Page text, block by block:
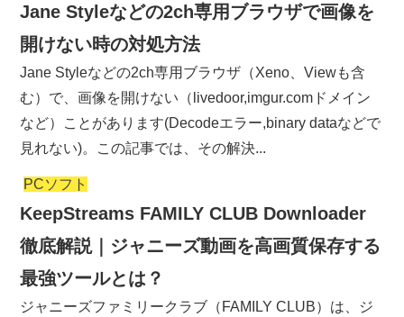
Jane Styleなどの2ch専用ブラウザで画像を
開けない時の対処方法
Jane Styleなどの2ch専用ブラウザ（Xeno、Viewも含
む）で、画像を開けない（livedoor,imgur.comドメイン
など）ことがあります(Decodeエラー,binary dataなどで
見れない)。この記事では、その解決...
PCソフト
KeepStreams FAMILY CLUB Downloader
徹底解説｜ジャニーズ動画を高画質保存する
最強ツールとは？
ジャニーズファミリークラブ（FAMILY CLUB）は、ジ